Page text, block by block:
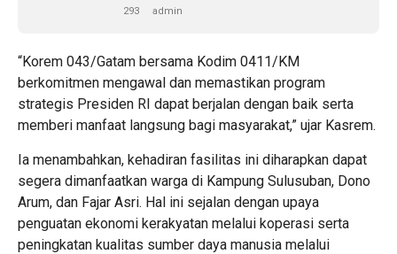
293 admin
“Korem 043/Gatam bersama Kodim 0411/KM
berkomitmen mengawal dan memastikan program
strategis Presiden RI dapat berjalan dengan baik serta
memberi manfaat langsung bagi masyarakat,” ujar Kasrem.
Ia menambahkan, kehadiran fasilitas ini diharapkan dapat
segera dimanfaatkan warga di Kampung Sulusuban, Dono
Arum, dan Fajar Asri. Hal ini sejalan dengan upaya
penguatan ekonomi kerakyatan melalui koperasi serta
peningkatan kualitas sumber daya manusia melalui